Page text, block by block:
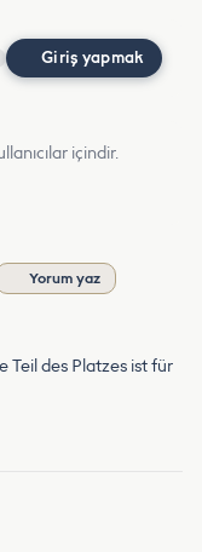
Giriş yapmak
içindir.
Yorum yaz
Teil des Platzes ist für